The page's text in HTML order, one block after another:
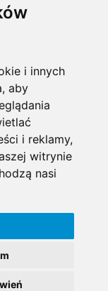
i innych
aby
i reklamy,
witrynie
nasi
1 934 479
o